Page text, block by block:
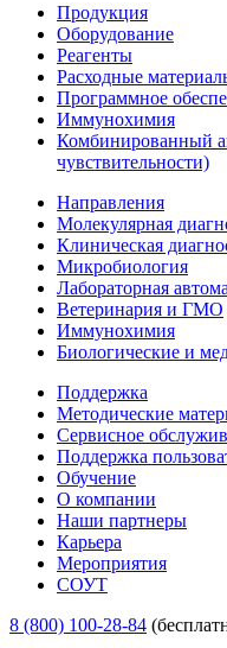
Продукция
Оборудование
Реагенты
Расходные
Программное
Иммунохимия
Комбинированный
чувствительности)
Направления
Молекулярная
Клиническая
Микробиология
Лабораторная
Ветеринария и ГМО
Иммунохимия
Биологические и
Поддержка
Методические
Сервисное
Поддержка
Обучение
О компании
Наши партнеры
Карьера
Мероприятия
СОУТ
8 (800) 100-28-84